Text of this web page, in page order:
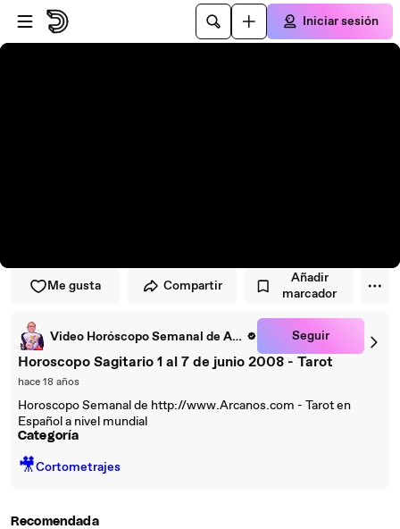
Saltar al reproductor
Saltar al contenido principal
Iniciar sesión
Me gusta Compartir
Añadir
marcador
Video Horóscopo Semanal de ARCANOS.COM Seguir
Horoscopo Sagitario 1 al 7 de junio 2008 - Tarot
hace 18 años
Horoscopo Semanal de http://www.Arcanos.com - Tarot en
Español a nivel mundial
Categoría
🎥Cortometrajes
Recomendada